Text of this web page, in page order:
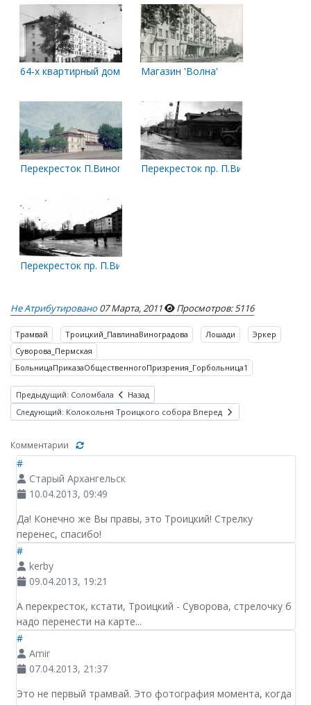
64-х квартирный дом со встроенным продовольственным
Магазин 'Волна'
Перекресток П.Виноградова и Суворова. 1996 год
Перекресток пр. П.Виноградова и
Перекресток пр. П.Виноградова и ул. Суворова в 1967 г
Не Атрибутировано 07 Марта, 2011 Просмотров: 5116
Трамвай Троицкий_ПавлинаВиноградова Лошади
Эркер
Суворова_Пермская
БольницаПриказаОбщественногоПризрения_Горбольница1
Предыдущий: Соломбала
Назад
Следующий: Колокольня Троицкого собора Вперед
Комментарии
#
Старый Архангельск
10.04.2013, 09:49
Да! Конечно же Вы правы, это Троицкий! Стрелку
перенес, спасибо!
#
kerby
09.04.2013, 19:21
А перекресток, кстати, Троицкий - Суворова, стрелочку б
надо перенести на карте...
#
Amir
07.04.2013, 21:37
Это не первый трамвай. Это фотография момента, когда